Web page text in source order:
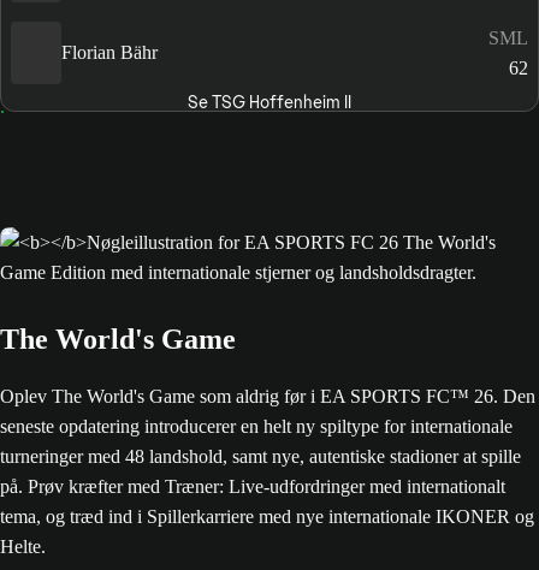
Florian Bähr
SML
62
Se TSG Hoffenheim II
The World's Game
Oplev The World's Game som aldrig før i EA SPORTS FC™ 26. Den
seneste opdatering introducerer en helt ny spiltype for internationale
turneringer med 48 landshold, samt nye, autentiske stadioner at spille
på. Prøv kræfter med Træner: Live-udfordringer med internationalt
tema, og træd ind i Spillerkarriere med nye internationale IKONER og
Helte.